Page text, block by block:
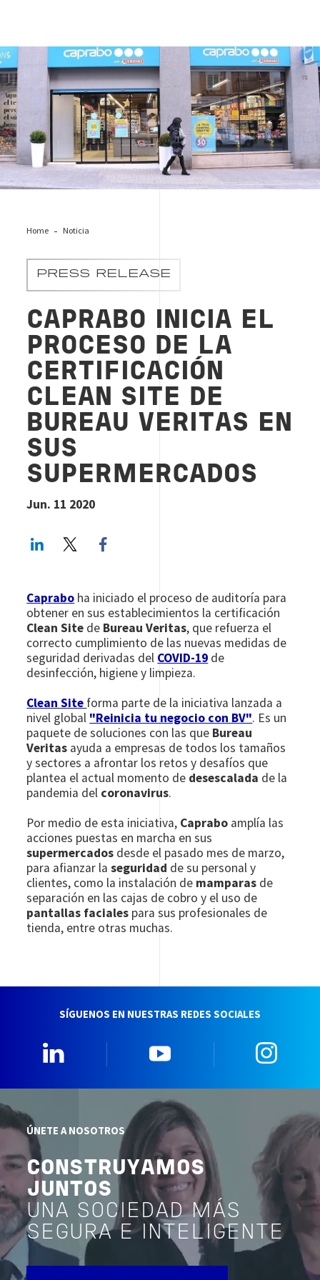
Caprabo
Home Noticia
PRESS RELEASE
CAPRABO INICIA EL
PROCESO DE LA
CERTIFICACIÓN
CLEAN SITE DE
BUREAU VERITAS EN
SUS
SUPERMERCADOS
Jun. 11 2020
LinkedInTwitter
Caprabo ha iniciado el proceso de auditoría para
obtener en sus establecimientos la certificación
Clean Site de Bureau Veritas, que refuerza el
correcto cumplimiento de las nuevas medidas de
seguridad derivadas del COVID-19 de
desinfección, higiene y limpieza.
Clean Site forma parte de la iniciativa lanzada a
nivel global "Reinicia tu negocio con BV". Es un
paquete de soluciones con las que Bureau
Veritas ayuda a empresas de todos los tamaños
y sectores a afrontar los retos y desafíos que
plantea el actual momento de desescalada de la
pandemia del coronavirus.
Por medio de esta iniciativa, Caprabo amplía las
acciones puestas en marcha en sus
supermercados desde el pasado mes de marzo,
para afianzar laseguridad de su personal y
clientes, como la instalación de mamparas de
separación en las cajas de cobro y el uso de
pantallas faciales para sus profesionales de
tienda, entre otras muchas.
SÍGUENOS EN NUESTRAS REDES SOCIALES
ÚNETE A NOSOTROS
CONSTRUYAMOS
JUNTOS
UNA SOCIEDAD MÁS
SEGURA E INTELIGENTE